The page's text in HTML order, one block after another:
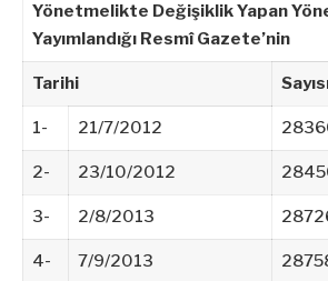
Yönetmelikte Değişiklik Yapan
Yayımlandığı Resmî Gazete’nin
Tarihi
1- 21/7/2012
2- 23/10/2012
3- 2/8/2013
4- 7/9/2013